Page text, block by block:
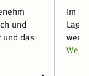
und
und das
Im